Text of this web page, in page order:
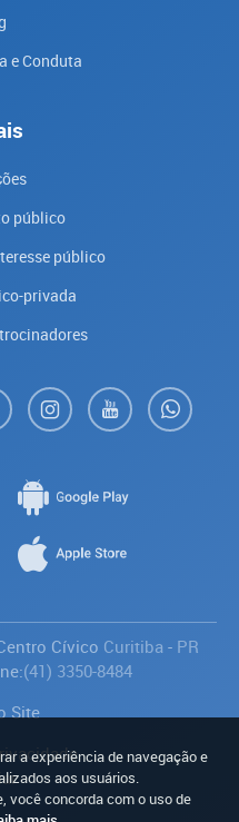
e Conduta
público
público
privada
Cívico Curitiba - PR
(41) 3350-8484
Site
a experiência de navegação e
aos usuários.
você concorda com o uso de